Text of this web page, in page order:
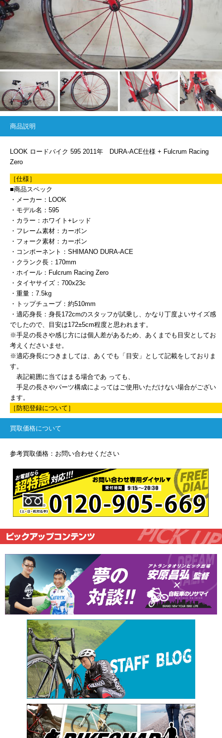
商品説明
LOOK ロードバイク 595 2011年 DURA-ACE仕様 + Fulcrum Racing
Zero
［仕様］
■商品スペック
・メーカー：LOOK
・モデル名：595
・カラー：ホワイト+レッド
・フレーム素材：カーボン
・フォーク素材：カーボン
・コンポーネント：SHIMANO DURA-ACE
・クランク長：170mm
・ホイール：Fulcrum Racing Zero
・タイヤサイズ：700x23c
・重量：7.5kg
・トップチューブ：約510mm
・適応身長：身長172cmのスタッフが試乗し、かなり丁度よいサイズ感
でしたので、目安は172±5cm程度と思われます。
※手足の長さや感じ方には個人差があるため、あくまでも目安としてお
考えくださいませ。
※適応身長につきましては、あくでも「目安」として記載をしておりま
す。
表記範囲に当てはまる場合であ っても、
手足の長さやパーツ構成によってはご使用いただけない場合がござい
ます。
［防犯登録について］
買取価格について
参考買取価格：お問い合わせください